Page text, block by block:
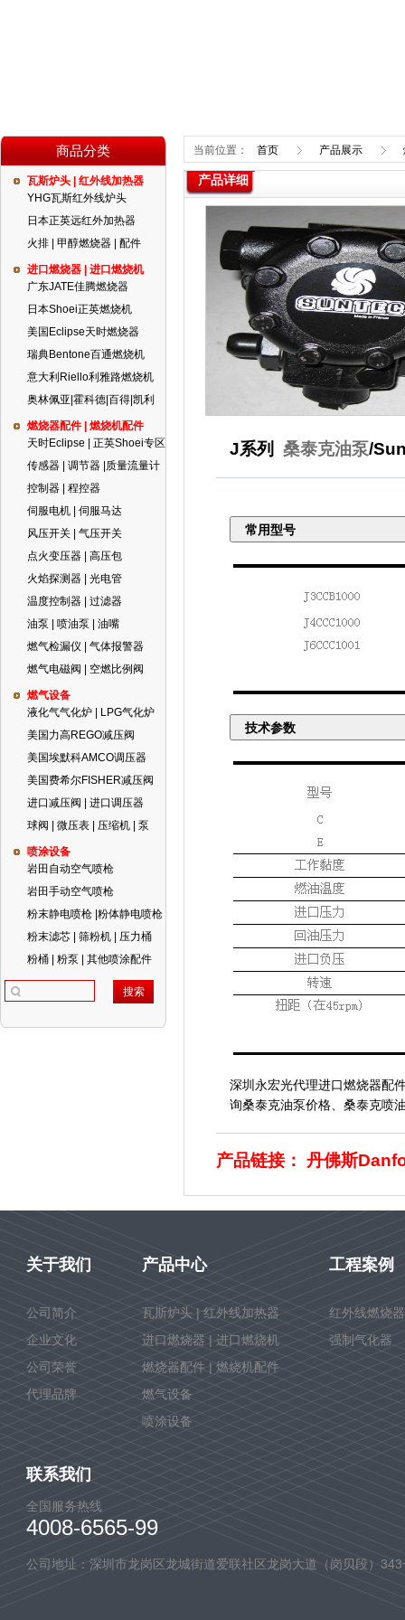
商品分类
瓦斯炉头 | 红外线加热器
YHG瓦斯红外线炉头
日本正英远红外加热器
火排 | 甲醇燃烧器 | 配件
进口燃烧器 | 进口燃烧机
广东JATE佳腾燃烧器
日本Shoei正英燃烧机
美国Eclipse天时燃烧器
瑞典Bentone百通燃烧机
意大利Riello利雅路燃烧机
奥林佩亚|霍科德|百得|凯利
燃烧器配件 | 燃烧机配件
天时Eclipse | 正英Shoei专区
传感器 | 调节器 |质量流量计
控制器 | 程控器
伺服电机 | 伺服马达
风压开关 | 气压开关
点火变压器 | 高压包
火焰探测器 | 光电管
温度控制器 | 过滤器
油泵 | 喷油泵 | 油嘴
燃气检漏仪 | 气体报警器
燃气电磁阀 | 空燃比例阀
燃气设备
液化气气化炉 | LPG气化炉
美国力高REGO减压阀
美国埃默科AMCO调压器
美国费希尔FISHER减压阀
进口减压阀 | 进口调压器
球阀 | 微压表 | 压缩机 | 泵
喷涂设备
岩田自动空气喷枪
岩田手动空气喷枪
粉末静电喷枪 |粉体静电喷枪
粉末滤芯 | 筛粉机 | 压力桶
粉桶 | 粉泵 | 其他喷涂配件
当前位置： 首页 产品展示
产品详细
J系列 桑泰克油泵/
常用型号
技术参数
深圳永宏光代理进口燃烧器配
询桑泰克油泵价格、桑泰克喷
产品链接： 丹佛斯
关于我们
公司简介
企业文化
公司荣誉
代理品牌
产品中心
瓦斯炉头 | 红外线加热器
进口燃烧器 | 进口燃烧机
燃烧器配件 | 燃烧机配件
燃气设备
喷涂设备
工程案例
红外线燃烧器
强制气化器
联系我们
全国服务热线
4008-6565-99
公司地址：深圳市龙岗区龙城街道爱联社区龙岗大道（岗贝段）343